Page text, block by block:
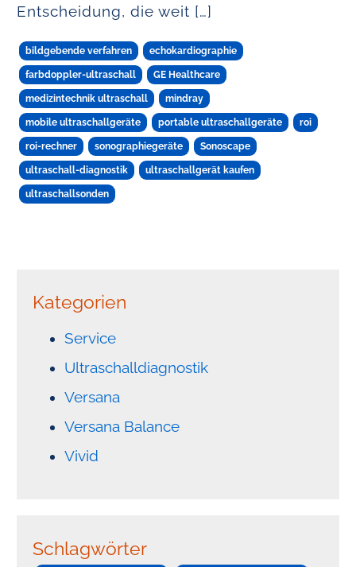
Entscheidung, die weit […]
bildgebende verfahren echokardiographie
farbdoppler-ultraschall GE Healthcare
medizintechnik ultraschall mindray
mobile ultraschallgeräte portable ultraschallgeräte roi
roi-rechner sonographiegeräte Sonoscape
ultraschall-diagnostik ultraschallgerät kaufen
ultraschallsonden
Kategorien
Service
Ultraschalldiagnostik
Versana
Versana Balance
Vivid
Schlagwörter